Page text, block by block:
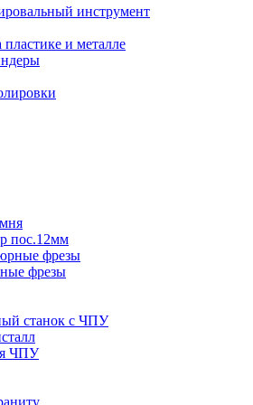
инструмент
и металле
пос.12мм
фрезы
фрезы
станок с ЧПУ
ЧПУ